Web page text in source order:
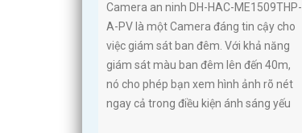
Camera an ninh DH-HAC-ME1509THP-
A-PV là một Camera đáng tin cậy cho
việc giám sát ban đêm. Với khả năng
giám sát màu ban đêm lên đến 40m,
nó cho phép bạn xem hình ảnh rõ nét
ngay cả trong điều kiện ánh sáng yếu